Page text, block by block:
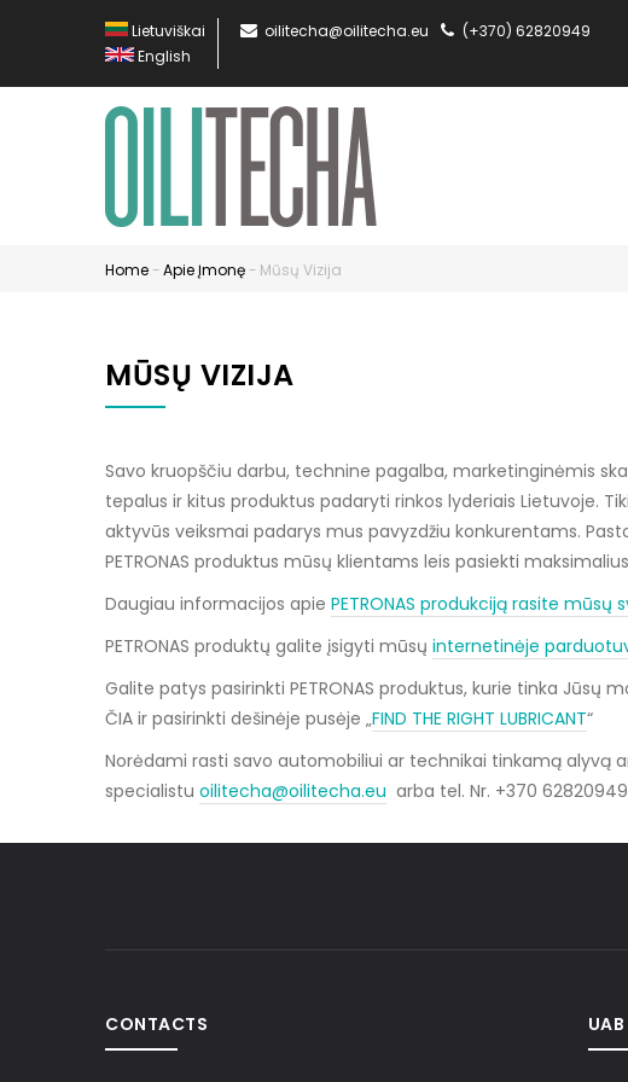
Lietuviškai
English
oilitecha@oilitecha.eu (+370) 62820949
Home -Apie Įmonę - Mūsų Vizija
MŪSŲ VIZIJA
Savo kruopščiu darbu, technine pagalba, marketinginėmis
tepalus ir kitus produktus padaryti rinkos lyderiais Lietuvoje.
aktyvūs veiksmai padarys mus pavyzdžiu konkurentams.
PETRONAS produktus mūsų klientams leis pasiekti
Daugiau informacijos apie PETRONAS produkciją rasite mūsų
PETRONAS produktų galite įsigyti mūsų internetinėje
Galite patys pasirinkti PETRONAS produktus, kurie tinka Jūsų
ČIA ir pasirinkti dešinėje pusėje „FIND THE RIGHT LUBRICANT“
Norėdami rasti savo automobiliui ar technikai tinkamą alyvą
specialistu oilitecha@oilitecha.eu arba tel. Nr. +370 62820949
CONTACTS